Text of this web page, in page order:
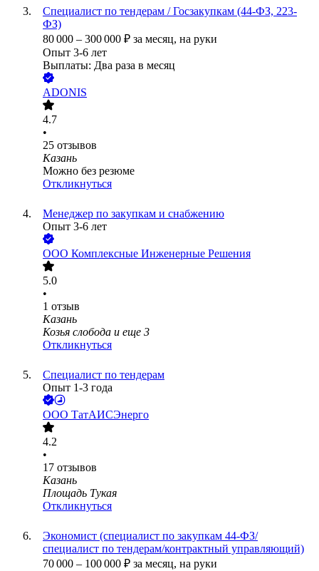
Специалист по тендерам / Госзакупкам (44-ФЗ, 223-
ФЗ)
80 000 – 300 000 ₽ за месяц, на руки
Опыт 3-6 лет
Выплаты: Два раза в месяц
ADONIS
4.7
•
25 отзывов
Казань
Можно без резюме
Откликнуться
Менеджер по закупкам и снабжению
Опыт 3-6 лет
ООО Комплексные Инженерные Решения
5.0
•
1 отзыв
Казань
Козья слобода и еще 3
Откликнуться
Специалист по тендерам
Опыт 1-3 года
ООО ТатАИСЭнерго
4.2
•
17 отзывов
Казань
Площадь Тукая
Откликнуться
Экономист (специалист по закупкам 44-ФЗ/
специалист по тендерам/контрактный управляющий)
70 000 – 100 000 ₽ за месяц, на руки